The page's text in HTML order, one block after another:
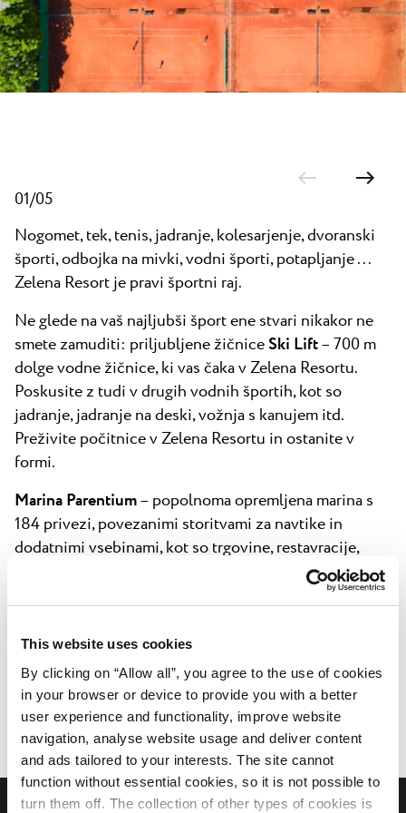
This website uses cookies
By clicking on “Allow all”, you agree to the use of cookies
in your browser or device to provide you with a better
user experience and functionality, improve website
navigation, analyse website usage and deliver content
and ads tailored to your interests. The site cannot
function without essential cookies, so it is not possible to
turn them off. The collection of other types of cookies is
Plaže
Plava Laguna Sport
Aktivne počitnice
Raziščite vse
Novice
Kontakt
01/05
Nogomet, tek, tenis, jadranje, kolesarjenje, dvoranski
športi, odbojka na mivki, vodni športi, potapljanje ...
Zelena Resort je pravi športni raj.
Ne glede na vaš najljubši šport ene stvari nikakor ne
smete zamuditi: priljubljene žičniceSki Lift– 700 m
dolge vodne žičnice, ki vas čaka v Zelena Resortu.
Poskusite z tudi v drugih vodnih športih, kot so
jadranje, jadranje na deski, vožnja s kanujem itd.
Preživite počitnice v Zelena Resortu in ostanite v
formi.
Marina Parentium– popolnoma opremljena marina s
184 privezi, povezanimi storitvami za navtike in
dodatnimi vsebinami, kot so trgovine, restavracije,
Aktivnosti in zabava Dogodki